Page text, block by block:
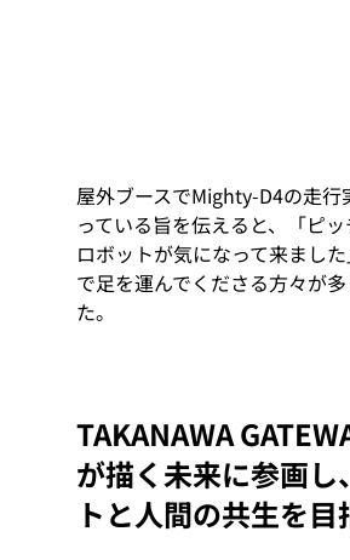
屋外ブースでMighty-D4の走行
っている旨を伝えると、「ピッ
ロボットが気になって来まし
で足を運んでくださる方々が
た。
TAKANAWA
が描く未来に参画し
トと人間の共生を目